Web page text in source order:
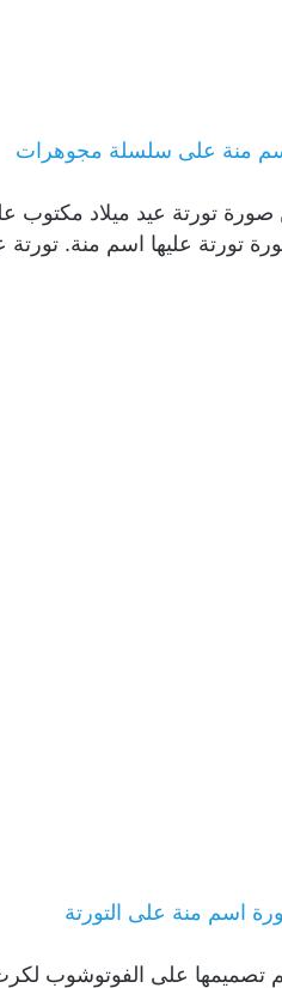
منة على سلسلة مجوهرات
تورتة عيد ميلاد مكتوب
تورتة عليها اسم منة. تورتة
اسم منة على التورتة
تصميمها على الفوتوشوب لكرت